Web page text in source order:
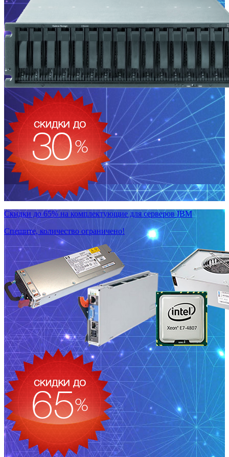
Скидки до 65% на комплектующие для серверов IBM
Спешите, количество ограничено!